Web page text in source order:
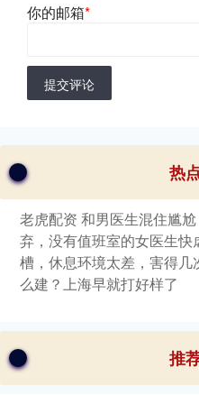
你的邮箱*
提交评论
热
老虎配资 和男医生混住尴
弃，没有值班室的女医生快
槽，休息环境太差，害得几
么建？上海早就打好样了
推